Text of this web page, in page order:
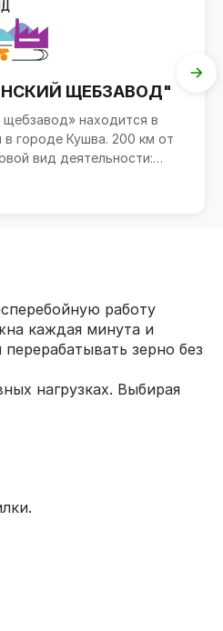
ЩЕБЗАВОД"
находится в
городе Кушва. 200 км от
вид деятельности:
работу
каждая минута и
зерно без
нагрузках. Выбирая